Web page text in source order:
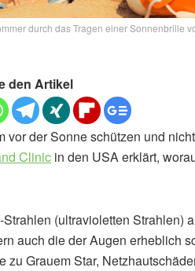
durch das Tragen einer Sonnenbrille
den Artikel
vor der Sonne schützen und
Clinic in den USA erklärt,
(ultravioletten Strahlen)
auch die der Augen erheblich
zu Grauem Star,